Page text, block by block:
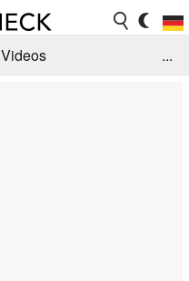
Videos
...